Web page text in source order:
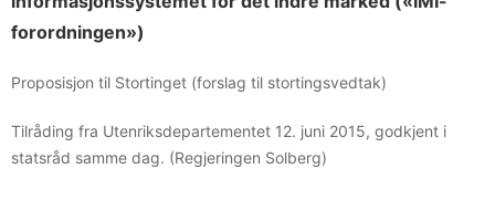
forordningen»)
Proposisjon til Stortinget (forslag til stortingsvedtak)
Tilråding fra Utenriksdepartementet 12. juni 2015, godkjent i
statsråd samme dag. (Regjeringen Solberg)